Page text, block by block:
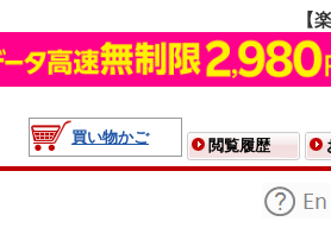
【
買い物かご
閲覧履歴